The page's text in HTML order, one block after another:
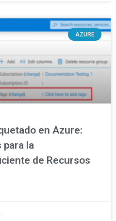
AZURE
en Azure:
para la
de Recursos